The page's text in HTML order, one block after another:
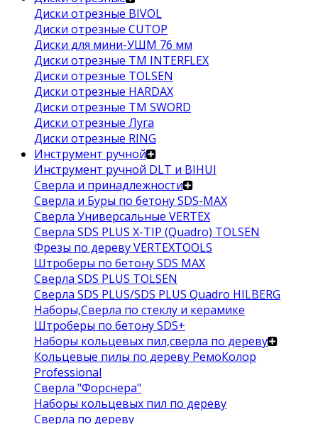
Диски отрезные BIVOL
Диски отрезные CUTOP
Диски для мини-УШМ 76 мм
Диски отрезные ТМ INTERFLEX
Диски отрезные TOLSEN
Диски отрезные HARDAX
Диски отрезные ТМ SWORD
Диски отрезные Луга
Диски отрезные RING
Инструмент ручной
Инструмент ручной DLT и BIHUI
Сверла и принадлежности
Сверла и Буры по бетону SDS-MAX
Сверла Универсальные VERTEX
Сверла SDS PLUS X-TIP (Quadro) TOLSEN
Фрезы по дереву VERTEXTOOLS
Штроберы по бетону SDS MAX
Сверла SDS PLUS TOLSEN
Сверла SDS PLUS/SDS PLUS Quadro HILBERG
Наборы,Сверла по стеклу и керамике
Штроберы по бетону SDS+
Наборы кольцевых пил,сверла по дереву
Кольцевые пилы по дереву РемоКолор
Professional
Сверла "Форснера"
Наборы кольцевых пил по дереву
Сверла по дереву